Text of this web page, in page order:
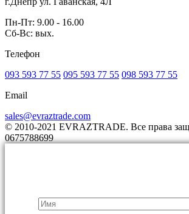
Пн-Пт: 9.00 - 16.00
Сб-Вс: вых.
Телефон
093 593 77 55 095 593 77 55 098 593 77 55
Email
sales@evraztrade.com
© 2010-2021 EVRAZTRADE. Все права
0675788699